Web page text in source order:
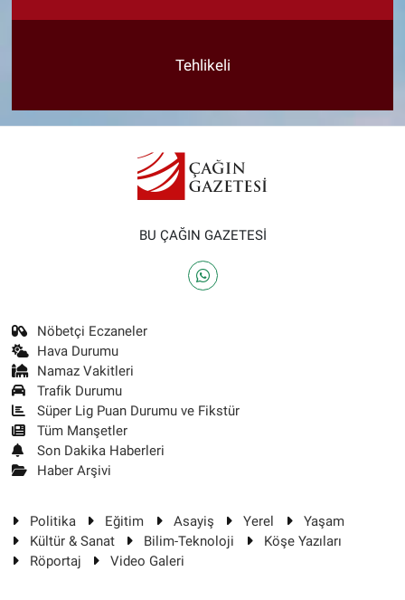
Tehlikeli
BU ÇAĞIN GAZETESİ
Nöbetçi Eczaneler
Hava Durumu
Namaz Vakitleri
Trafik Durumu
Süper Lig Puan Durumu ve Fikstür
Tüm Manşetler
Son Dakika Haberleri
Haber Arşivi
Politika Eğitim Asayiş Yerel
Yaşam
Kültür & Sanat
Bilim-Teknoloji
Köşe Yazıları
Röportaj
Video Galeri